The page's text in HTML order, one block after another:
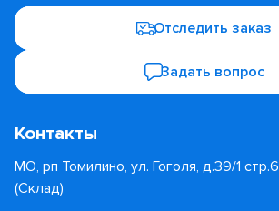
Отследить заказ
Задать вопрос
Контакты
МО, рп Томилино, ул. Гоголя, д.39/1 стр.6
(Склад)